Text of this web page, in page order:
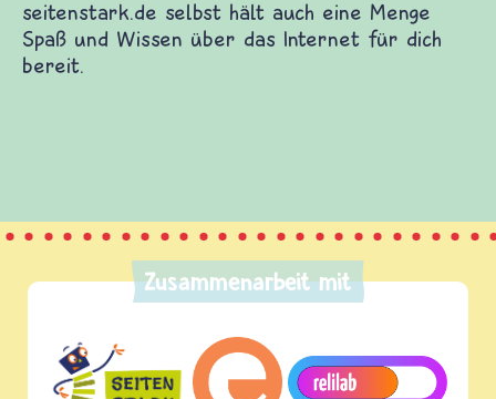
Dort warten Spiele und Filme auf dich
Du kannst dich mit anderen Kindern
und etliches mehr. seitenstark.de selbst
Zusammenarbeit mit